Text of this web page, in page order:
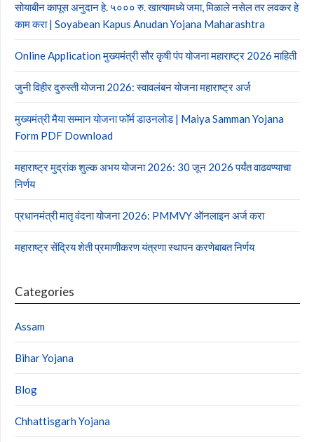
सोयाबीन कापूस अनुदान हे. ५००० रु. खात्यामध्ये जमा, मिळाले नसेल तर लवकर हे
काम करा | Soyabean Kapus Anudan Yojana Maharashtra
Online Application मुख्यमंत्री सौर कृषी पंप योजना महाराष्ट्र 2026 माहिती
जुनी विहीर दुरुस्ती योजना 2026: स्वावलंबन योजना महाराष्ट्र अर्ज
मुख्यमंत्री मैया सम्मान योजना फॉर्म डाउनलोड | Maiya Samman Yojana
Form PDF Download
महाराष्ट्र मुद्रांक शुल्क अभय योजना 2026: 30 जून 2026 पर्यंत वाढवण्याचा
निर्णय
प्रधानमंत्री मातृ वंदना योजना 2026: PMMVY ऑनलाइन अर्ज करा
महाराष्ट्र सेंद्रिय शेती प्रमाणीकरण यंत्रणा स्थापन करणेबाबत निर्णय
Categories
Assam
Bihar Yojana
Blog
Chhattisgarh Yojana